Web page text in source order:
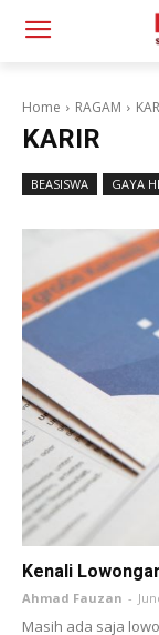
Home RAGAM
KARIR
BEASISWA GAYA
Kenali
Ahmad Fauzan -
Masih ada saja